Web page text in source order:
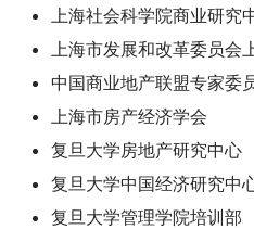
上海社会科学院商业研究
上海市发展和改革委员会
中国商业地产联盟专家委
上海市房产经济学会
复旦大学房地产研究中心
复旦大学中国经济研究中
复旦大学管理学院培训部